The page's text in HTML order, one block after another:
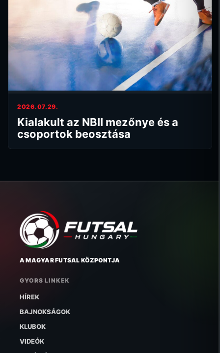
2026.07.29.
Kialakult az NBII mezőnye és a
csoportok beosztása
A MAGYAR FUTSAL KÖZPONTJA
GYORS LINKEK
HÍREK
BAJNOKSÁGOK
KLUBOK
VIDEÓK